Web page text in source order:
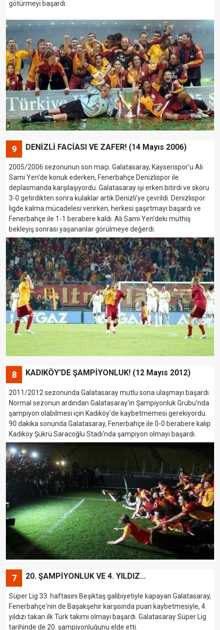
götürmeyi başardı.
9 DENİZLİ FACİASI VE ZAFER! (14 Mayıs 2006)
2005/2006 sezonunun son maçı. Galatasaray, Kayserispor'u Ali
Sami Yen'de konuk ederken, Fenerbahçe Denizlispor ile
deplasmanda karşılaşıyordu. Galatasaray işi erken bitirdi ve skoru
3-0 getirdikten sonra kulaklar artık Denizli'ye çevrildi. Denizlispor
ligde kalma mücadelesi verirken, herkesi şaşırtmayı başardı ve
Fenerbahçe ile 1-1 berabere kaldı. Ali Sami Yen'deki müthiş
bekleyiş sonrası yaşananlar görülmeye değerdi.
8 KADIKÖY'DE ŞAMPİYONLUK! (12 Mayıs 2012)
2011/2012 sezonunda Galatasaray mutlu sona ulaşmayı başardı.
Normal sezonun ardından Galatasaray'ın Şampiyonluk Grubu'nda
şampiyon olabilmesi için Kadıköy'de kaybetmemesi gerekiyordu.
90 dakika sonunda Galatasaray, Fenerbahçe ile 0-0 berabere kalıp
Kadıköy Şükrü Saracoğlu Stadı'nda şampiyon olmayı başardı.
7 20. ŞAMPİYONLUK VE 4. YILDIZ...
Süper Lig 33. haftasını Beşiktaş galibiyetiyle kapayan Galatasaray,
Fenerbahçe'nin de Başakşehir karşısında puan kaybetmesiyle, 4.
yıldızı takan ilk Türk takımı olmayı başardı. Galatasaray Süper Lig
tarihinde de 20. şampiyonluğunu elde etti.